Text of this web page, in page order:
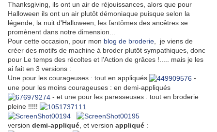
Thanksgiving, ils ont un air de réjouissances, alors que pour
Halloween ils ont un air plutôt démoniaque puisque selon la
légende, la nuit d'Halloween, les fantômes des ancêtres se
promènent dans notre dimension...
Pour cette occasion, pour mon blog de broderie , je viens de
créer des motifs de machine à broder plutôt sympathiques, donc
pour Le temps des récoltes et l'Action de grâces !..... mais je les
ai fait en 3 versions :
Une pour les courageuses : tout en appliqués
-
une pour les moins courageuses : en demi-appliqués
- et une pour les paresseuses : tout en broderie
pleine !!!!!
version demi-appliqué, et version appliqué :